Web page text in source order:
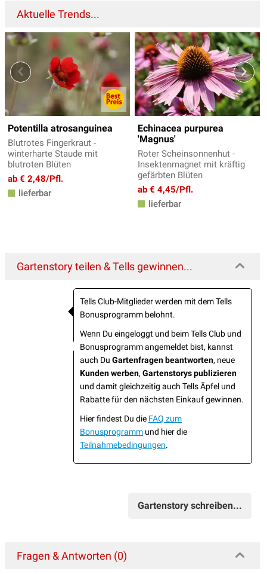
Aktuelle Trends...
Potentilla atrosanguinea
Blutrotes Fingerkraut -
winterharte Staude mit
blutroten Blüten
ab € 2,48/Pfl.
lieferbar
Echinacea purpurea
'Magnus'
Roter Scheinsonnenhut -
Insektenmagnet mit kräftig
gefärbten Blüten
ab € 4,45/Pfl.
lieferbar
Gartenstory teilen & Tells gewinnen...
Tells Club-Mitglieder werden mit dem Tells
Bonusprogramm belohnt.
Wenn Du eingeloggt und beim Tells Club und
Bonusprogramm angemeldet bist, kannst
auch Du Gartenfragen beantworten, neue
Kunden werben, Gartenstorys publizieren
und damit gleichzeitig auch Tells Äpfel und
Rabatte für den nächsten Einkauf gewinnen.
Hier findest Du die FAQ zum
Bonusprogramm und hier die
Teilnahmebedingungen.
Gartenstory schreiben...
Fragen & Antworten (0)